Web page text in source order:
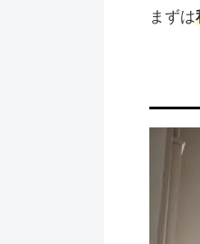
まずは